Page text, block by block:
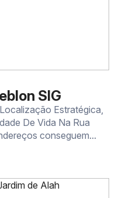
SIG
Estratégica,
De Vida Na Rua
conseguem...